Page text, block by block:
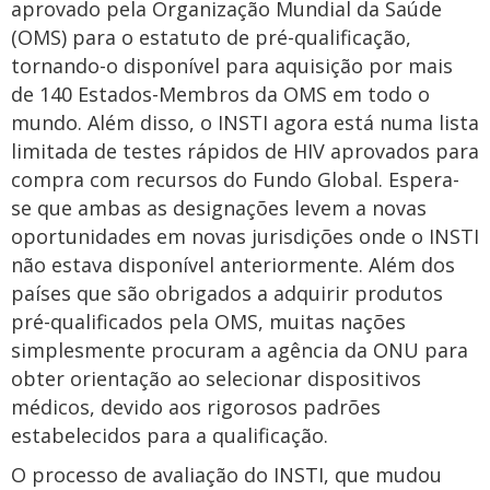
aprovado pela Organização Mundial da Saúde
(OMS) para o estatuto de pré-qualificação,
tornando-o disponível para aquisição por mais
de 140 Estados-Membros da OMS em todo o
mundo. Além disso, o INSTI agora está numa lista
limitada de testes rápidos de HIV aprovados para
compra com recursos do Fundo Global. Espera-
se que ambas as designações levem a novas
oportunidades em novas jurisdições onde o INSTI
não estava disponível anteriormente. Além dos
países que são obrigados a adquirir produtos
pré-qualificados pela OMS, muitas nações
simplesmente procuram a agência da ONU para
obter orientação ao selecionar dispositivos
médicos, devido aos rigorosos padrões
estabelecidos para a qualificação.
O processo de avaliação do INSTI, que mudou